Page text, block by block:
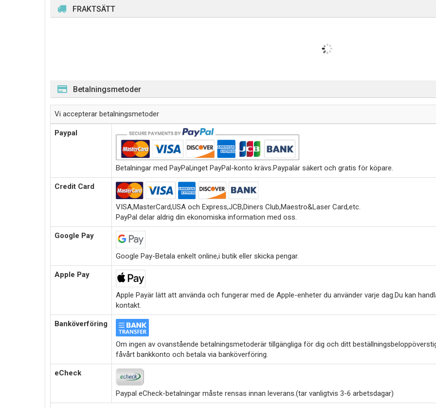
FRAKTSÄTT
Betalningsmetoder
Vi accepterar betalningsmetoder
Paypal
Betalningar med PayPal,inget PayPal-konto krävs.Paypalär säkert och gratis för köpare.
Credit Card
VISA,MasterCard,USA och Express,JCB,Diners Club,Maestro&Laser Card,etc.
PayPal delar aldrig din ekonomiska information med oss.
Google Pay
Google Pay-Betala enkelt online,i butik eller skicka pengar.
Apple Pay
Apple Payär lätt att använda och fungerar med de Apple-enheter du använder varje dag.Du kan
kontakt.
Banköverföring
Om ingen av ovanstående betalningsmetoderär tillgängliga för dig och ditt
fåvårt bankkonto och betala via banköverföring.
eCheck
Paypal eCheck-betalningar måste rensas innan leverans.(tar vanligtvis 3-6 arbetsdagar)